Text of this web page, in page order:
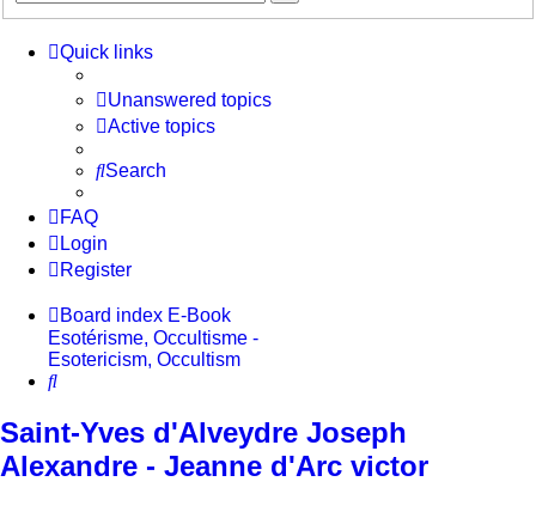
Quick links
Unanswered topics
Active topics
Search
FAQ
Login
Register
Board index E-Book
Esotérisme, Occultisme -
Esotericism, Occultism
Search
Saint-Yves d'Alveydre Joseph
Alexandre - Jeanne d'Arc victor